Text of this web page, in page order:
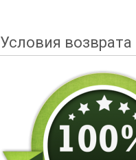
Условия возврата